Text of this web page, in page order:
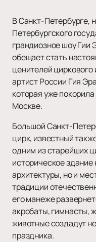
В Санкт-Петербурге,
Петербургского
грандиозное шоу Гии
обещает стать
ценителей
артист России Гия
которая уже
Москве.
Большой Санкт-
цирк, известный
одним из старейших
историческое здание
архитектуры, но и
традиции
его манеже
акробаты, гимнасты,
животные создадут
праздника.